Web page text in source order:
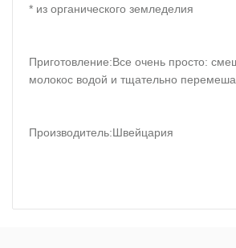
* из органического земледелия
Приготовление:Все очень просто:
молокос водой и тщательно
Производитель:Швейцария